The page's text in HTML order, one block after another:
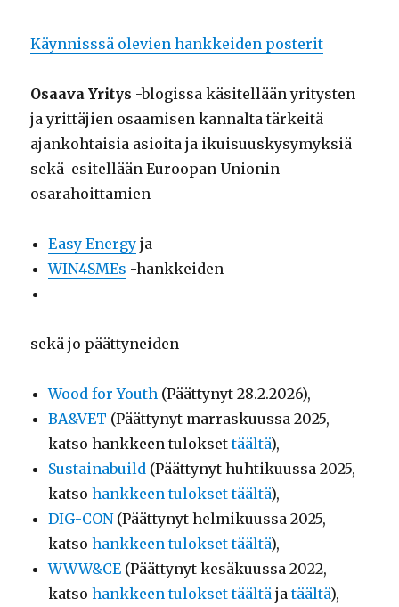
Käynnisssä olevien hankkeiden posterit
Osaava Yritys -blogissa käsitellään yritysten
ja yrittäjien osaamisen kannalta tärkeitä
ajankohtaisia asioita ja ikuisuuskysymyksiä
sekä esitellään Euroopan Unionin
osarahoittamien
Easy Energy ja
WIN4SMEs -hankkeiden
sekä jo päättyneiden
Wood for Youth (Päättynyt 28.2.2026),
BA&VET (Päättynyt marraskuussa 2025,
katso hankkeen tuloksettäältä),
Sustainabuild (Päättynyt huhtikuussa 2025,
katsohankkeen tulokset täältä),
DIG-CON(Päättynyt helmikuussa 2025,
katsohankkeen tulokset täältä),
WWW&CE (Päättynyt kesäkuussa 2022,
katsohankkeen tulokset täältä jatäältä),